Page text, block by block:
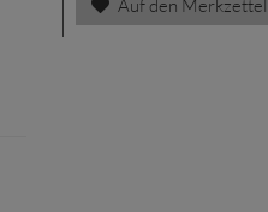
Auf den Merkzettel